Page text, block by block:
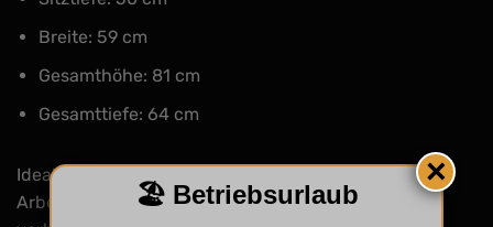
Breite: 59 cm
Gesamthöhe: 81 cm
Gesamttiefe: 64 cm
Ideal für Esszimmer, Wohnzimmer oder
Arbeitsbereiche – dieStuhlkollektion „Mia“
🏖️ Betriebsurlaub
×